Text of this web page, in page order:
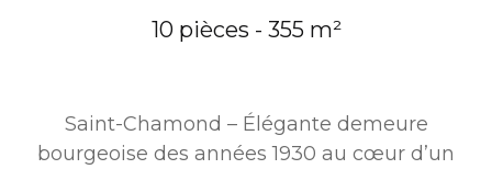
10 pièces - 355 m²
Saint-Chamond – Élégante demeure
bourgeoise des années 1930 au cœur d’un